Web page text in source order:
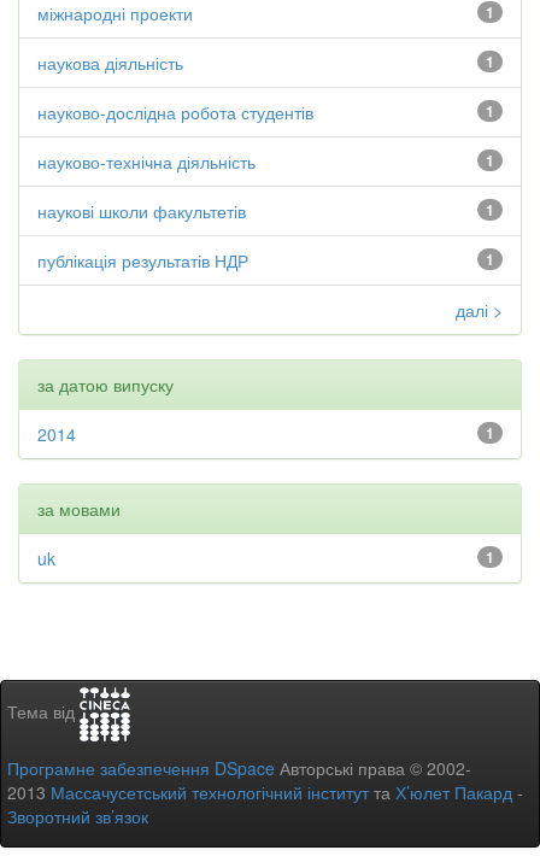
1
міжнародні проекти
1
наукова діяльність
1
науково-дослідна робота студентів
1
науково-технічна діяльність
1
наукові школи факультетів
1
публікація результатів НДР
далі >
за датою випуску
1
2014
за мовами
1
uk
Тема від
Програмне забезпечення DSpace Авторські права © 2002-
2013 Массачусетський технологічний інститутта Х’юлет Пакард -
Зворотний зв’язок